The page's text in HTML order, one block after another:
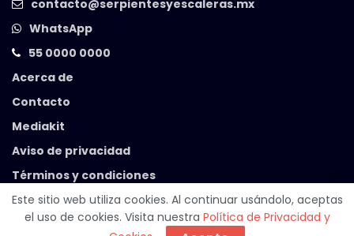
contacto@serpientesyescaleras.mx
WhatsApp
55 0000 0000
Acerca de
Contacto
Mediakit
Aviso de privacidad
Términos y condiciones
© 2025 Serpientes y Escaleras. Powered by
Este sitio web utiliza cookies. Al continuar usándolo, aceptas
el uso de cookies. Visita nuestra Política de Privacidad y